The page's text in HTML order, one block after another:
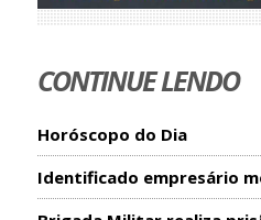
CONTINUE LENDO
Horóscopo do Dia
Identificado empresário